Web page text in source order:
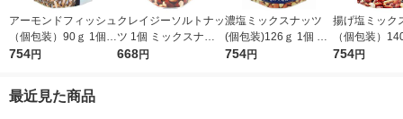
アーモンドフィッシュ
（個包装）90ｇ 1個
ミックスナッツ 個包
754円
クレイジーソルトナッ
ツ 1個 ミックスナッ
ツ 個包装 手配り
668円
濃塩ミックスナッツ
(個包装)126ｇ 1個 ミ
ックスナッツ 個包
754円
揚げ塩ミック
（個包装）
ミックスナ
754円
最近見た商品